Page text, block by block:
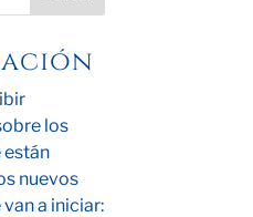
los
están
nuevos
a iniciar: